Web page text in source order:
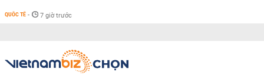
QUỐC TẾ - 7 giờ trước